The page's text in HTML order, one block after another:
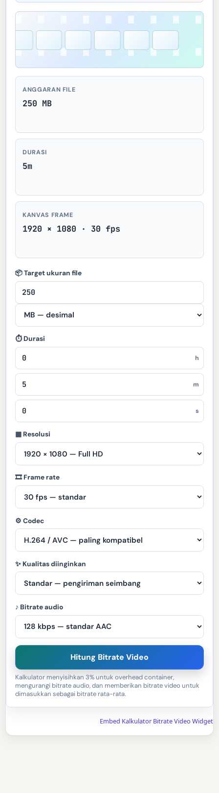
ANGGARAN FILE
250 MB
DURASI
5m
KANVAS FRAME
1920 × 1080 · 30 fps
📦 Target ukuran file
⏱ Durasi
h
m
s
▦ Resolusi
🎞 Frame rate
⚙ Codec
✨ Kualitas diinginkan
♪ Bitrate audio
Hitung Bitrate Video
Kalkulator menyisihkan 3% untuk overhead container,
mengurangi bitrate audio, dan memberikan bitrate video untuk
dimasukkan sebagai bitrate rata-rata.
Embed Kalkulator Bitrate Video Widget